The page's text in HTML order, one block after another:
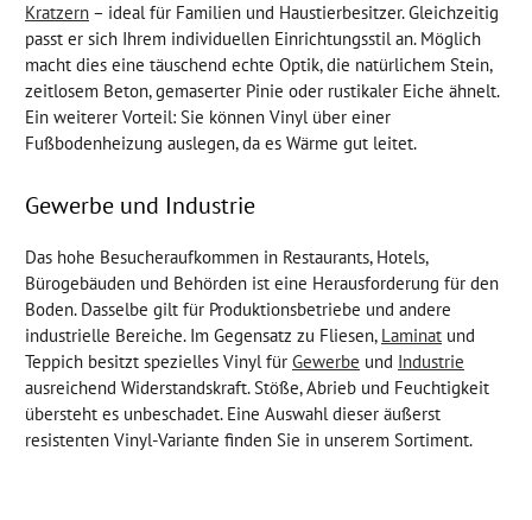
Kratzern – ideal für Familien und Haustierbesitzer. Gleichzeitig
passt er sich Ihrem individuellen Einrichtungsstil an. Möglich
macht dies eine täuschend echte Optik, die natürlichem Stein,
zeitlosem Beton, gemaserter Pinie oder rustikaler Eiche ähnelt.
Ein weiterer Vorteil: Sie können Vinyl über einer
Fußbodenheizung auslegen, da es Wärme gut leitet.
Gewerbe und Industrie
Das hohe Besucheraufkommen in Restaurants, Hotels,
Bürogebäuden und Behörden ist eine Herausforderung für den
Boden. Dasselbe gilt für Produktionsbetriebe und andere
industrielle Bereiche. Im Gegensatz zu Fliesen, Laminat und
Teppich besitzt spezielles Vinyl für Gewerbe und Industrie
ausreichend Widerstandskraft. Stöße, Abrieb und Feuchtigkeit
übersteht es unbeschadet. Eine Auswahl dieser äußerst
resistenten Vinyl-Variante finden Sie in unserem Sortiment.